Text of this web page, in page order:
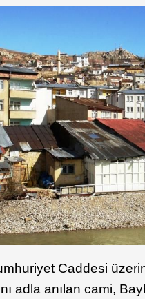
Caddesi
adla anılan cami,